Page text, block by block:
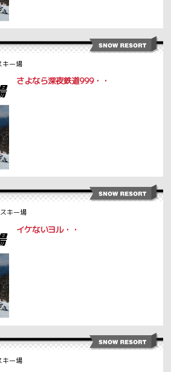
ー場
さよなら深夜鉄道999・・
キー場
イケないヨル・・
ー場